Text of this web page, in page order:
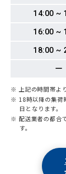
14:00 ~
16:00 ~
18:00 ~
ー
※ 上記の時間帯よ
※ 18時以降の集荷
日となります。
※ 配送業者の都合
す。